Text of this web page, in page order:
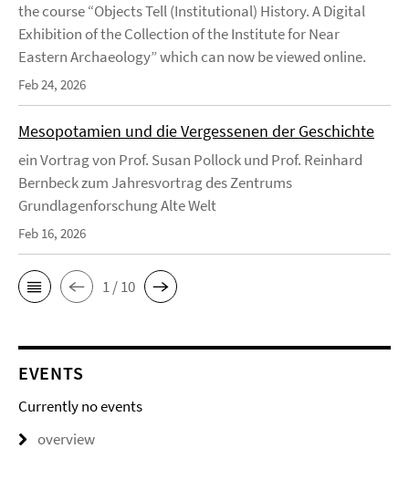
the course “Objects Tell (Institutional) History. A Digital
Exhibition of the Collection of the Institute for Near
Eastern Archaeology” which can now be viewed online.
Feb 24, 2026
Mesopotamien und die Vergessenen der Geschichte
ein Vortrag von Prof. Susan Pollock und Prof. Reinhard
Bernbeck zum Jahresvortrag des Zentrums
Grundlagenforschung Alte Welt
Feb 16, 2026
1 / 10
EVENTS
Currently no events
overview